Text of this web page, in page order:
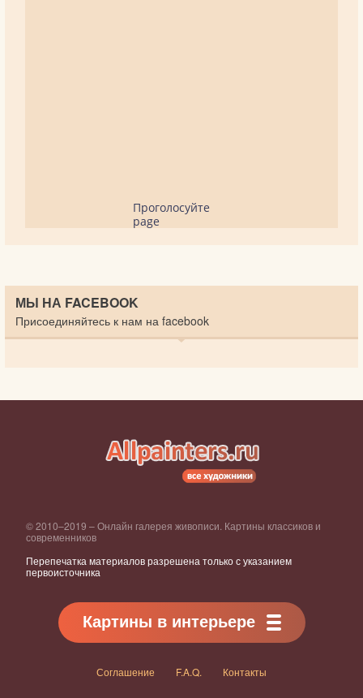
Проголосуйте
page
МЫ НА FACEBOOK
Присоединяйтесь к нам на facebook
© 2010–2019 – Онлайн галерея живописи. Картины классиков и
современников
Перепечатка материалов разрешена только с указанием
первоисточника
Картины в интерьере
Соглашение F.A.Q. Контакты